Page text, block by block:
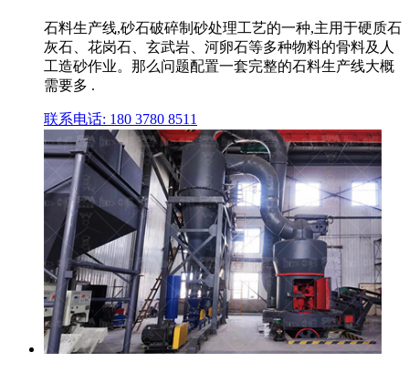
石料生产线,砂石破碎制砂处理工艺的一种,主用于硬质石
灰石、花岗石、玄武岩、河卵石等多种物料的骨料及人
工造砂作业。那么问题配置一套完整的石料生产线大概
需要多 .
联系电话: 180 3780 8511